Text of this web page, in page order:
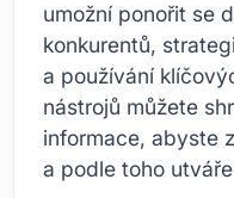
umožní ponořit se
konkurentů,
a používání
nástrojů můžete
informace, abyste
a podle toho